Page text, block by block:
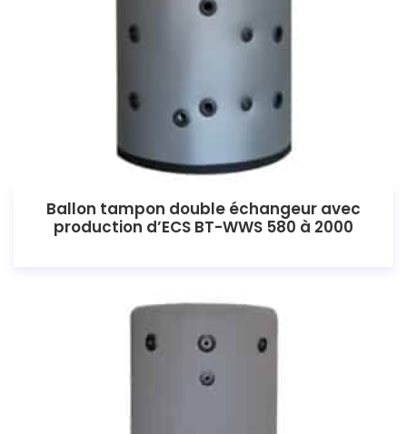
Ballon tampon double échangeur avec
production d’ECS BT-WWS 580 à 2000